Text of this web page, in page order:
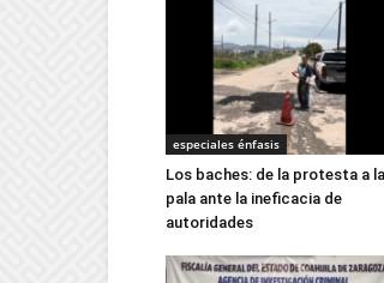
especiales énfasis
Los baches: de la protesta a la
pala ante la ineficacia de
autoridades